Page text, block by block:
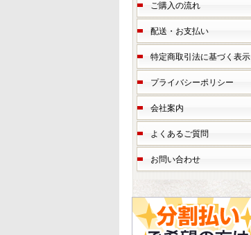
ご購入の流れ
配送・お支払い
特定商取引法に基づく表示
プライバシーポリシー
会社案内
よくあるご質問
お問い合わせ